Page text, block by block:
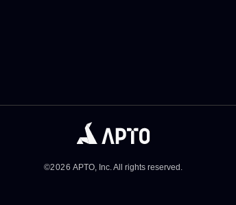
©2026 APTO, Inc. All rights reserved.